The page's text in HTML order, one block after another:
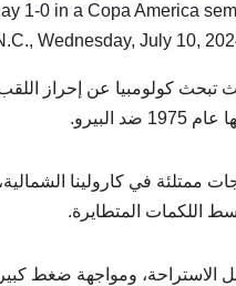
1-0 in a Copa America
Wednesday, July 10,
البيرو.
ممتلئة في كارولينا
اللكمات المتطايرة.
ومواجهة ضغط كبير